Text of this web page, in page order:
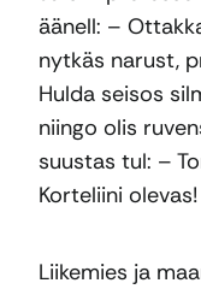
äänell: –
nytkäs narust,
Hulda seisos
niingo olis
suustas tul: –
Korteliini olevas!
Liikemies ja